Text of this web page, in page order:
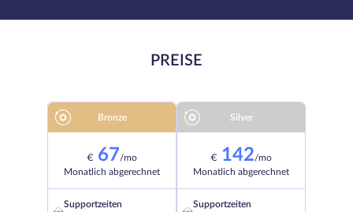
PREISE
Bronze
€ 67/mo
Monatlich abgerechnet
Supportzeiten
Silver
€ 142/mo
Monatlich abgerechnet
Supportzeiten